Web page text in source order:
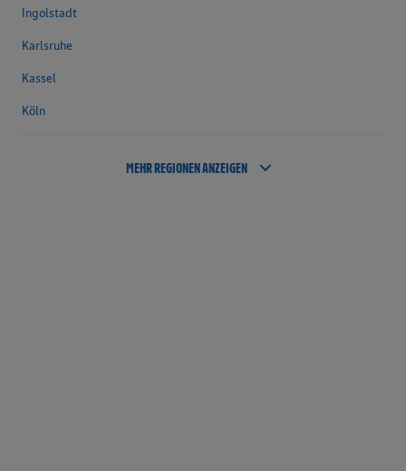
Ingolstadt
Karlsruhe
Kassel
Köln
MEHR REGIONEN ANZEIGEN